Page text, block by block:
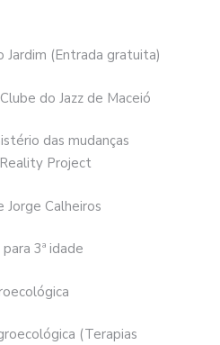
Jardim (Entrada gratuita)
do Jazz de Maceió
das mudanças
Project
Jorge Calheiros
3ª idade
(Terapias